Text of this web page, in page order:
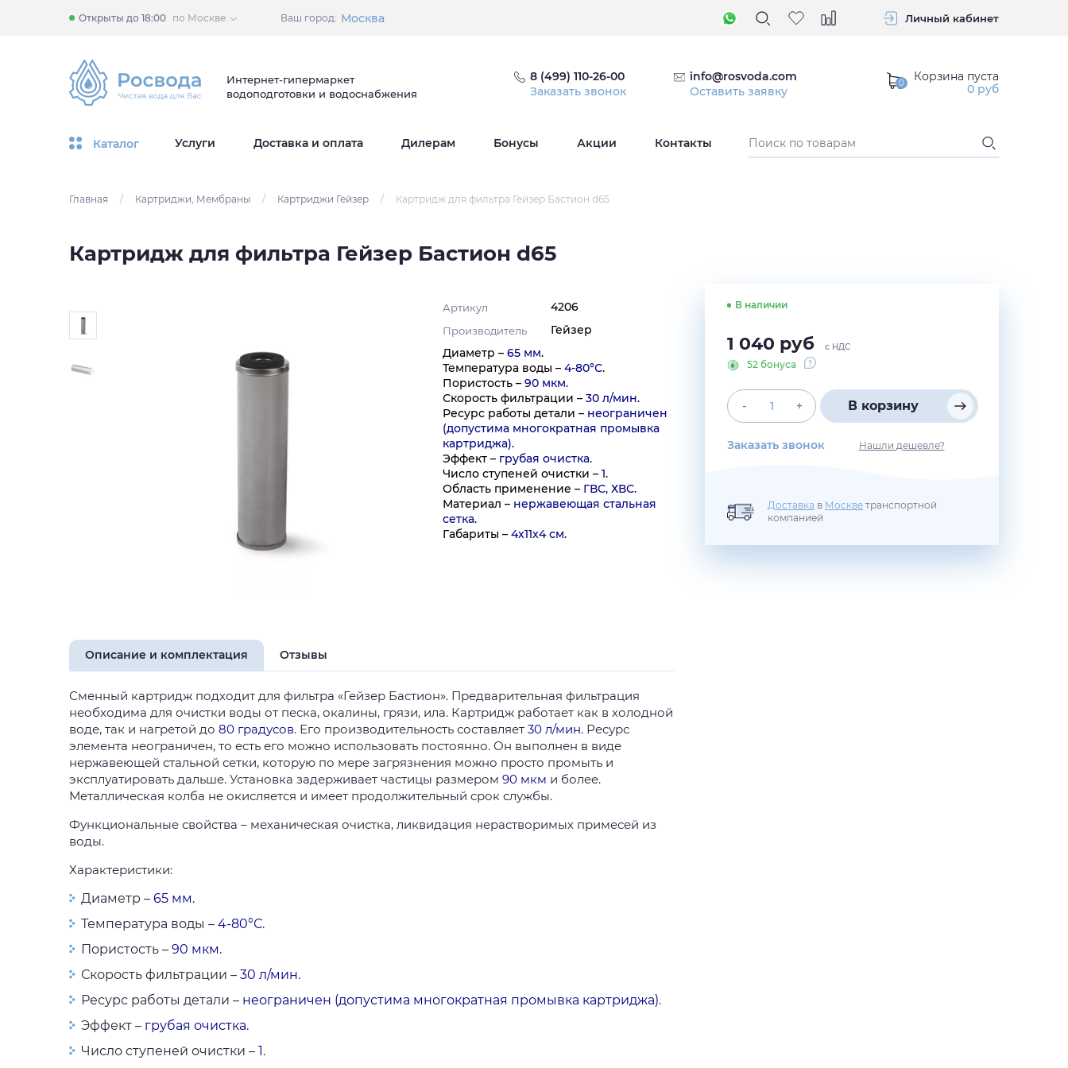
Открыты до 18:00 по Москве Ваш город: Москва Личный кабинет
Интернет-гипермаркет
водоподготовки и водоснабжения
8 (499) 110-26-00
Заказать звонок
info@rosvoda.com
Оставить заявку
Корзина пуста
0 руб
Каталог Услуги Доставка и оплата Дилерам Бонусы Акции Контакты
Главная / Картриджи, Мембраны / Картриджи Гейзер / Картридж для фильтра Гейзер Бастион d65
Картридж для фильтра Гейзер Бастион d65
Артикул 4206
Производитель
Гейзер
Диаметр –65 мм.
Температура воды –4-80°С.
Пористость –90 мкм.
Скорость фильтрации –30 л/мин.
Ресурс работы детали – неограничен
(допустима многократная промывка
картриджа).
Эффект – грубая очистка.
Число ступеней очистки –1.
Область применение – ГВС, ХВС.
Материал – нержавеющая стальная
сетка.
Габариты –4x11x4 см.
В наличии
1 040 руб с НДС
52 бонуса
- + В корзину
Заказать звонок Нашли дешевле?
Доставка в Москве транспортной
компанией
Описание и комплектация Отзывы
Сменный картридж подходит для фильтра «Гейзер Бастион». Предварительная фильтрация
необходима для очистки воды от песка, окалины, грязи, ила. Картридж работает как в холодной
воде, так и нагретой до 80 градусов. Его производительность составляет 30 л/мин. Ресурс
элемента неограничен, то есть его можно использовать постоянно. Он выполнен в виде
нержавеющей стальной сетки, которую по мере загрязнения можно просто промыть и
эксплуатировать дальше. Установка задерживает частицы размером 90 мкм и более.
Металлическая колба не окисляется и имеет продолжительный срок службы.
Функциональные свойства – механическая очистка, ликвидация нерастворимых примесей из
воды.
Характеристики:
Диаметр – 65 мм.
Температура воды – 4-80°С.
Пористость – 90 мкм.
Скорость фильтрации – 30 л/мин.
Ресурс работы детали – неограничен (допустима многократная промывка картриджа).
Эффект – грубая очистка.
Число ступеней очистки – 1.